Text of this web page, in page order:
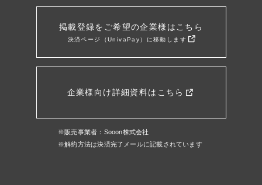
掲載登録をご希望の企業様はこちら
決済ページ（UnivaPay）に移動します
企業様向け詳細資料はこちら
※販売事業者：Sooon株式会社
※解約方法は決済完了メールに記載されています